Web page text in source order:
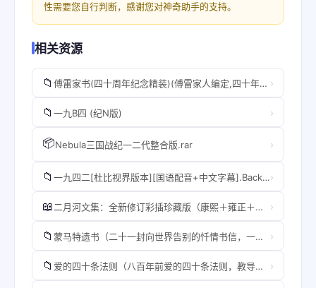
性需要您自行判断，感谢您对神奇助手的支持。
相关资源
📁 傅雷家书(四十周年纪念精装)(傅雷家人编定,四十年出版历程,完整内容精选本,独家收录傅聪家信,东方家庭教育典范,一个优秀孩子背后的大智与大爱！).B09NCTHZW5.azw3 ›
📁 一九B四 (纪N版) ›
📦Nebula三国战纪一二代整合版.rar ›
📁 一九四二[杜比视界版本][国语配音+中文字幕].Back.To.1942.2012.2160p.WEB-DL.H265.DoVi.AAC-SONYHD›
📖 二月河文集：全新修订彩插珍藏版（康熙＋雍正＋乾隆套装全十三册）【中国当代历史小说里程碑之作二十世纪中文小说一百强。】.B0969NCRVY.azw3 ›
📁 蒙马特遗书（二十一封向世界告别的忏情书信，一位青年艺术家对爱与生命的终极探索精装纪念典藏版 理想国出品）.B09BNCJ1DL.azw3 ›
📁 爱的四十条法则（八百年前爱的四十条法则，教导我们如何好好去爱，打破土耳其有史以来畅销纪录）.B07VSZNDD7.azw3 ›